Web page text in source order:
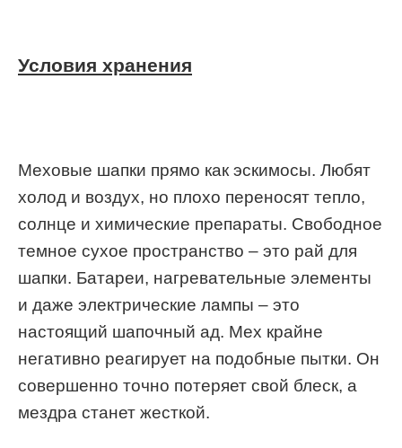
Условия хранения
Меховые шапки прямо как эскимосы. Любят
холод и воздух, но плохо переносят тепло,
солнце и химические препараты. Свободное
темное сухое пространство – это рай для
шапки. Батареи, нагревательные элементы
и даже электрические лампы – это
настоящий шапочный ад. Мех крайне
негативно реагирует на подобные пытки. Он
совершенно точно потеряет свой блеск, а
мездра станет жесткой.